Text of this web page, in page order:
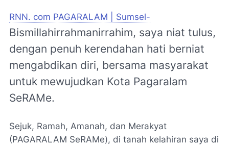
RNN. com PAGARALAM | Sumsel-
Bismillahirrahmanirrahim, saya niat tulus,
dengan penuh kerendahan hati berniat
mengabdikan diri, bersama masyarakat
untuk mewujudkan Kota Pagaralam
SeRAMe.
Sejuk, Ramah, Amanah, dan Merakyat
(PAGARALAM SeRAMe), di tanah kelahiran saya di